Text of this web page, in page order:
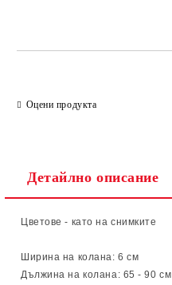
Оцени продукта
Детайлно описание
Цветове - като на снимките
Ширина на колана: 6см
Дължина на колана: 65 - 90 см